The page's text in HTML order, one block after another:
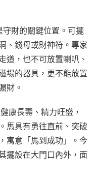
財的關鍵位置。可擺
、錢母或財神符。專家
道，也不可放置喇叭、
場的器具，更不能放置
財。
康長壽、精力旺盛，
馬具有勇往直前、突破
寓意「馬到成功」。今
擺設在大門口內外，面